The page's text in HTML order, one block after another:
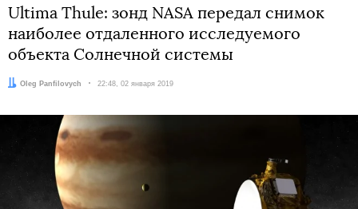
Ultima Thule: зонд NASA передал снимок
наиболее отдаленного исследуемого
объекта Солнечной системы
Автор:
Oleg Panfilovych Дата:
22:48, 02 января 2019